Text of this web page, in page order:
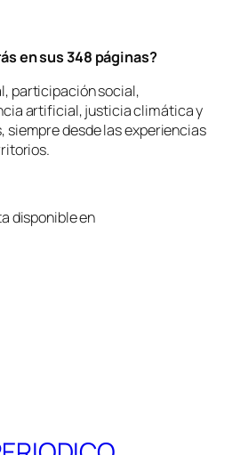
en sus 348 páginas?
participación social,
artificial, justicia climática y
siempre desde las experiencias
disponible en